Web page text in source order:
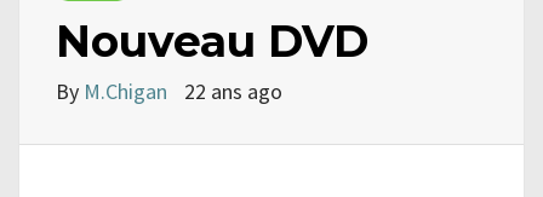
Nouveau DVD
By M.Chigan 22 ans ago